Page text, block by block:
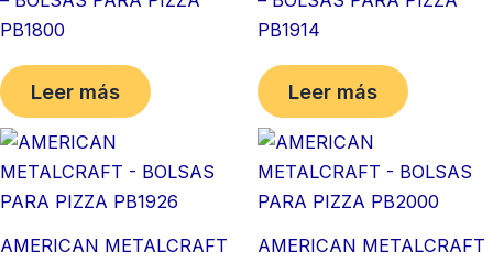
PB1800
Leer más
PB1914
Leer más
AMERICAN METALCRAFT
AMERICAN METALCRAFT